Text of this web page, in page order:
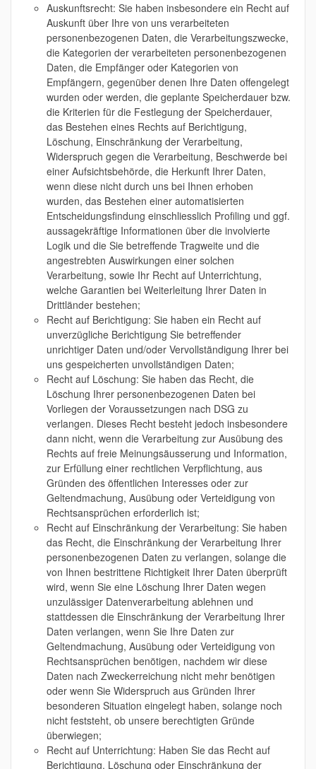
Auskunftsrecht: Sie haben insbesondere ein Recht auf
Auskunft über Ihre von uns verarbeiteten
personenbezogenen Daten, die Verarbeitungszwecke,
die Kategorien der verarbeiteten personenbezogenen
Daten, die Empfänger oder Kategorien von
Empfängern, gegenüber denen Ihre Daten offengelegt
wurden oder werden, die geplante Speicherdauer bzw.
die Kriterien für die Festlegung der Speicherdauer,
das Bestehen eines Rechts auf Berichtigung,
Löschung, Einschränkung der Verarbeitung,
Widerspruch gegen die Verarbeitung, Beschwerde bei
einer Aufsichtsbehörde, die Herkunft Ihrer Daten,
wenn diese nicht durch uns bei Ihnen erhoben
wurden, das Bestehen einer automatisierten
Entscheidungsfindung einschliesslich Profiling und ggf.
aussagekräftige Informationen über die involvierte
Logik und die Sie betreffende Tragweite und die
angestrebten Auswirkungen einer solchen
Verarbeitung, sowie Ihr Recht auf Unterrichtung,
welche Garantien bei Weiterleitung Ihrer Daten in
Drittländer bestehen;
Recht auf Berichtigung: Sie haben ein Recht auf
unverzügliche Berichtigung Sie betreffender
unrichtiger Daten und/oder Vervollständigung Ihrer bei
uns gespeicherten unvollständigen Daten;
Recht auf Löschung: Sie haben das Recht, die
Löschung Ihrer personenbezogenen Daten bei
Vorliegen der Voraussetzungen nach DSG zu
verlangen. Dieses Recht besteht jedoch insbesondere
dann nicht, wenn die Verarbeitung zur Ausübung des
Rechts auf freie Meinungsäusserung und Information,
zur Erfüllung einer rechtlichen Verpflichtung, aus
Gründen des öffentlichen Interesses oder zur
Geltendmachung, Ausübung oder Verteidigung von
Rechtsansprüchen erforderlich ist;
Recht auf Einschränkung der Verarbeitung: Sie haben
das Recht, die Einschränkung der Verarbeitung Ihrer
personenbezogenen Daten zu verlangen, solange die
von Ihnen bestrittene Richtigkeit Ihrer Daten überprüft
wird, wenn Sie eine Löschung Ihrer Daten wegen
unzulässiger Datenverarbeitung ablehnen und
stattdessen die Einschränkung der Verarbeitung Ihrer
Daten verlangen, wenn Sie Ihre Daten zur
Geltendmachung, Ausübung oder Verteidigung von
Rechtsansprüchen benötigen, nachdem wir diese
Daten nach Zweckerreichung nicht mehr benötigen
oder wenn Sie Widerspruch aus Gründen Ihrer
besonderen Situation eingelegt haben, solange noch
nicht feststeht, ob unsere berechtigten Gründe
überwiegen;
Recht auf Unterrichtung: Haben Sie das Recht auf
Berichtigung, Löschung oder Einschränkung der